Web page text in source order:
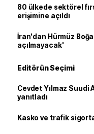
80 ülkede sektörel
erişimine açıldı
İran'dan Hürmüz
açılmayacak'
Editörün Seçimi
Cevdet Yılmaz Suudi
yanıtladı
Kasko ve trafik